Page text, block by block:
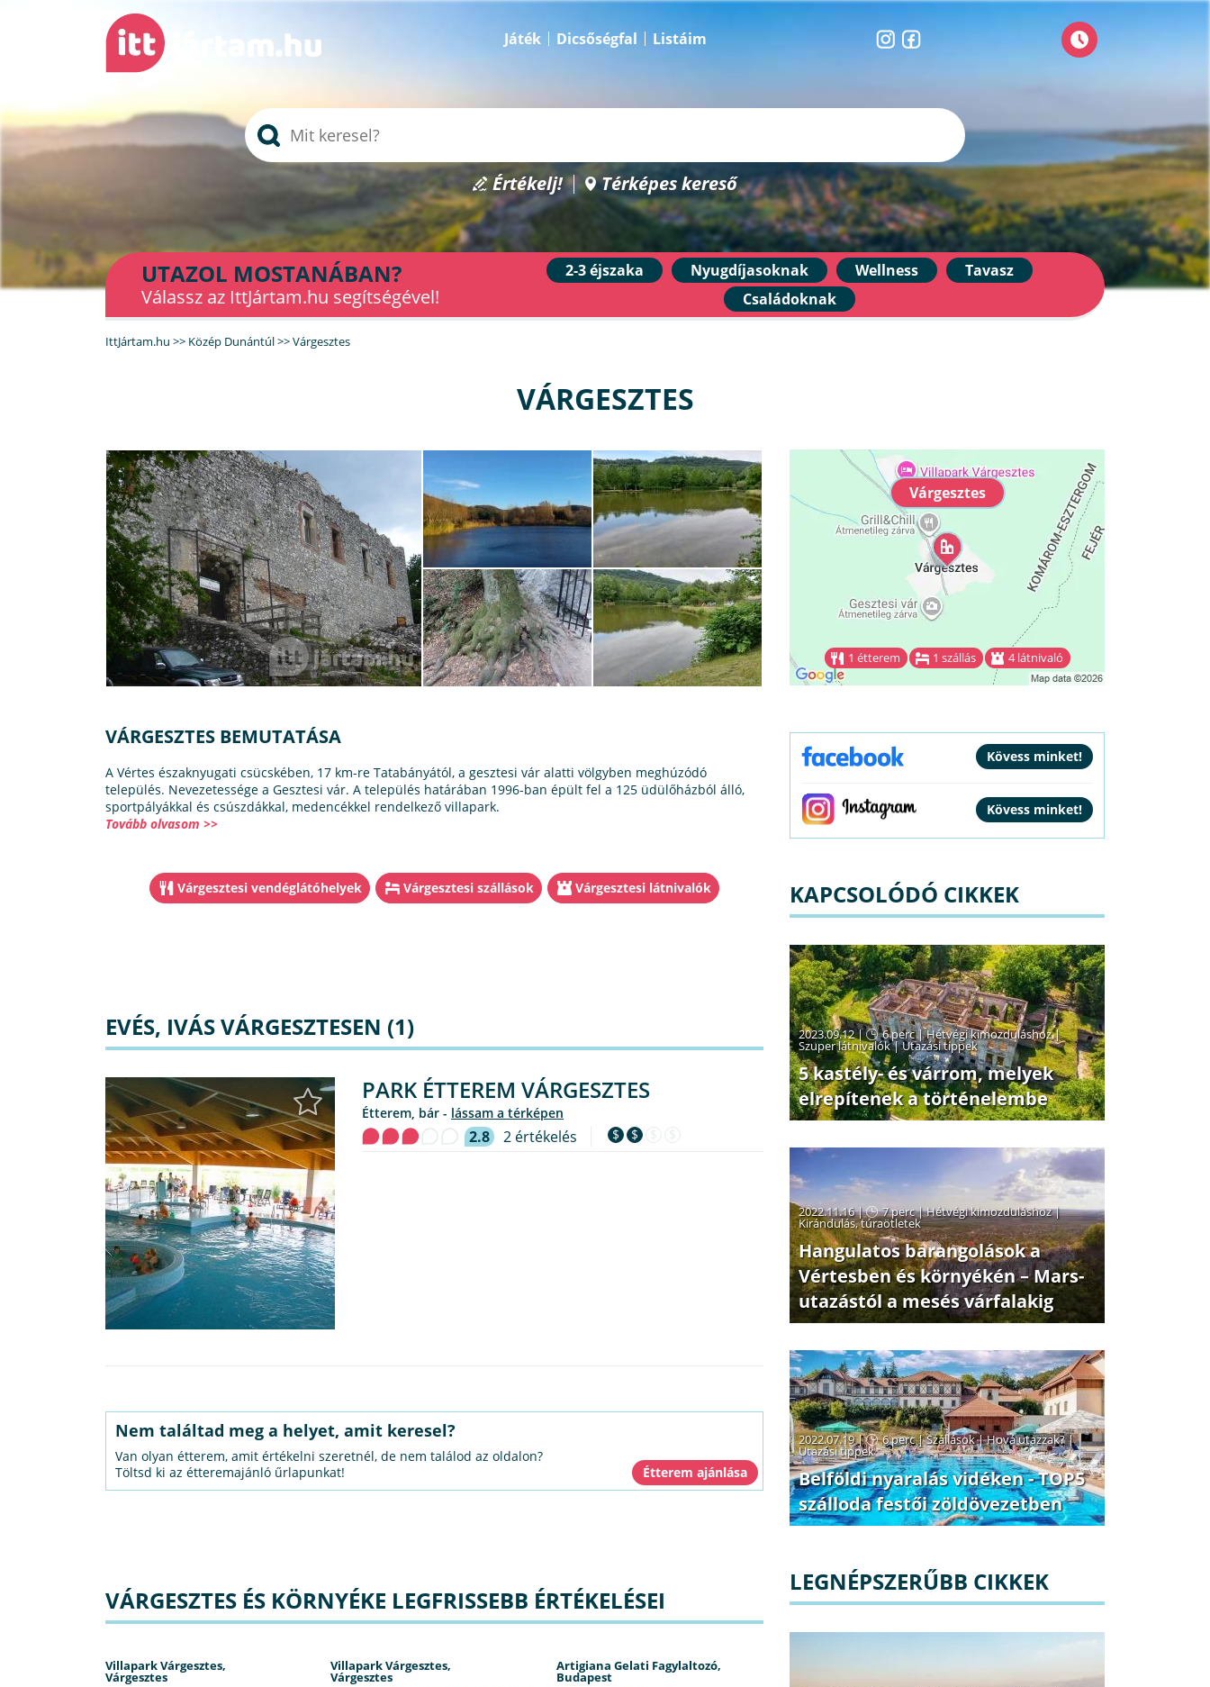
Játék Dicsőségfal Listáim
Értékelj! Térképes kereső
UTAZOL MOSTANÁBAN?
Válassz az IttJártam.hu segítségével!
2-3 éjszaka Nyugdíjasoknak Wellness
Tavasz
Családoknak
IttJártam.hu >> Közép Dunántúl>>Várgesztes
VÁRGESZTES
VÁRGESZTES BEMUTATÁSA
A Vértes északnyugati csücskében, 17 km-re Tatabányától, a gesztesi vár alatti völgyben meghúzódó
település. Nevezetessége a Gesztesi vár. A település határában 1996-ban épült fel a 125 üdülőházból álló,
sportpályákkal és csúszdákkal, medencékkel rendelkező villapark.
Tovább olvasom >>
Várgesztesi vendéglátóhelyek Várgesztesi szállások Várgesztesi látnivalók
EVÉS, IVÁS VÁRGESZTESEN (1)
PARK ÉTTEREM VÁRGESZTES
étterem, bár - lássam a térképen
2.8 2 értékelés $ $
Nem találtad meg a helyet, amit keresel?
Van olyan étterem, amit értékelni szeretnél, de nem találod az oldalon?
Töltsd ki az étteremajánló űrlapunkat!
VÁRGESZTES ÉS KÖRNYÉKE LEGFRISSEBB ÉRTÉKELÉSEI
Villapark Várgesztes,
Várgesztes
Villapark Várgesztes,
Várgesztes
Artigiana Gelati Fagylaltozó,
Budapest
Várgesztes
1 étterem 1 szállás 4 látnivaló
KAPCSOLÓDÓ CIKKEK
2023.09.12 | 6 perc|Hétvégi kimozduláshoz|
Szuper látnivalók|Utazási tippek
5 kastély- és várrom, melyek
elrepítenek a történelembe
2022.11.16 | 7 perc|Hétvégi kimozduláshoz|
Kirándulás, túraötletek
Hangulatos barangolások a
Vértesben és környékén – Mars-
utazástól a mesés várfalakig
2022.07.19 | 6 perc|Szállások|Hová utazzak?|
Utazási tippek
Belföldi nyaralás vidéken - TOP5
szálloda festői zöldövezetben
LEGNÉPSZERŰBB CIKKEK